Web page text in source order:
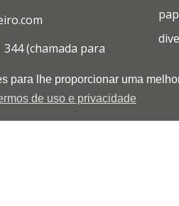
para lhe proporcionar uma
de uso e privacidade
344 (chamada para
443 (chamada para